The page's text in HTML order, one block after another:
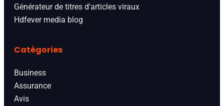
Générateur de titres d'articles viraux
Hdfever media blog
Catégories
Business
Assurance
Avis